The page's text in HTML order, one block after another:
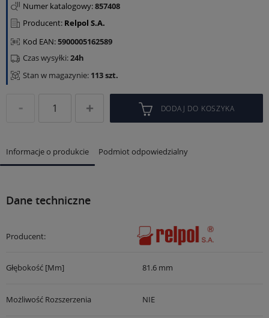
Numer katalogowy:857408
Producent: Relpol S.A.
Kod EAN:5900005162589
Stan w magazynie: 113 szt.
Czas wysyłki:24h
DODAJ DO KOSZYKA
Informacje o produkcie Podmiot odpowiedzialny
Dane techniczne
Producent:
Głębokość [mm] 81.6 mm
Możliwość Rozszerzenia NIE